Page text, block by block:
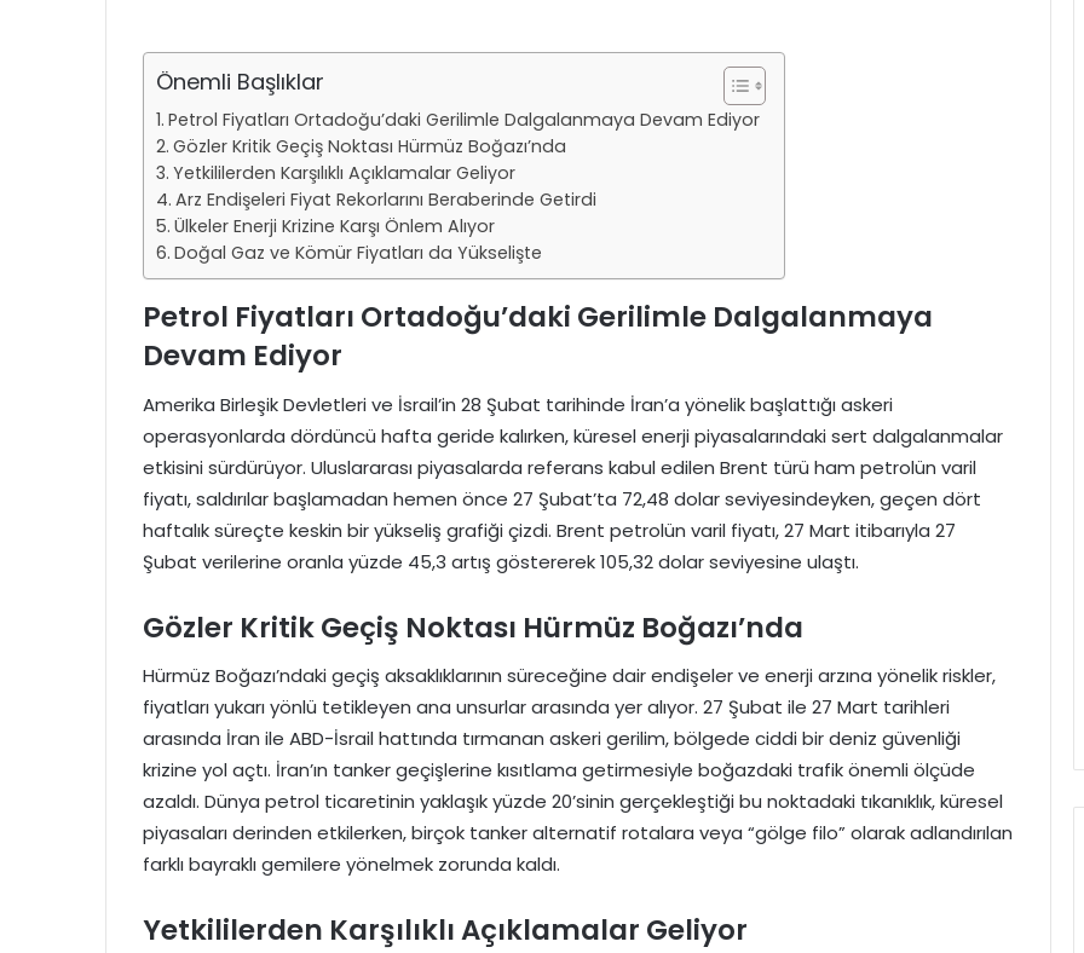
Önemli Başlıklar
Petrol Fiyatları Ortadoğu’daki Gerilimle Dalgalanmaya Devam Ediyor
Gözler Kritik Geçiş Noktası Hürmüz Boğazı’nda
Yetkililerden Karşılıklı Açıklamalar Geliyor
Arz Endişeleri Fiyat Rekorlarını Beraberinde Getirdi
Ülkeler Enerji Krizine Karşı Önlem Alıyor
Doğal Gaz ve Kömür Fiyatları da Yükselişte
Petrol Fiyatları Ortadoğu’daki Gerilimle Dalgalanmaya
Devam Ediyor
Amerika Birleşik Devletleri ve İsrail’in 28 Şubat tarihinde İran’a yönelik başlattığı askeri
operasyonlarda dördüncü hafta geride kalırken, küresel enerji piyasalarındaki sert dalgalanmalar
etkisini sürdürüyor. Uluslararası piyasalarda referans kabul edilen Brent türü ham petrolün varil
fiyatı, saldırılar başlamadan hemen önce 27 Şubat’ta 72,48 dolar seviyesindeyken, geçen dört
haftalık süreçte keskin bir yükseliş grafiği çizdi. Brent petrolün varil fiyatı, 27 Mart itibarıyla 27
Şubat verilerine oranla yüzde 45,3 artış göstererek 105,32 dolar seviyesine ulaştı.
Gözler Kritik Geçiş Noktası Hürmüz Boğazı’nda
Hürmüz Boğazı’ndaki geçiş aksaklıklarının süreceğine dair endişeler ve enerji arzına yönelik riskler,
fiyatları yukarı yönlü tetikleyen ana unsurlar arasında yer alıyor. 27 Şubat ile 27 Mart tarihleri
arasında İran ile ABD-İsrail hattında tırmanan askeri gerilim, bölgede ciddi bir deniz güvenliği
krizine yol açtı. İran’ın tanker geçişlerine kısıtlama getirmesiyle boğazdaki trafik önemli ölçüde
azaldı. Dünya petrol ticaretinin yaklaşık yüzde 20’sinin gerçekleştiği bu noktadaki tıkanıklık, küresel
piyasaları derinden etkilerken, birçok tanker alternatif rotalara veya “gölge filo” olarak adlandırılan
farklı bayraklı gemilere yönelmek zorunda kaldı.
Yetkililerden Karşılıklı Açıklamalar Geliyor